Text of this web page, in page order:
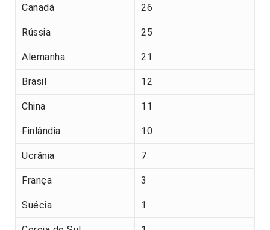
Canadá 26
Rússia 25
Alemanha 21
Brasil 12
China 11
Finlândia 10
Ucrânia 7
França 3
Suécia 1